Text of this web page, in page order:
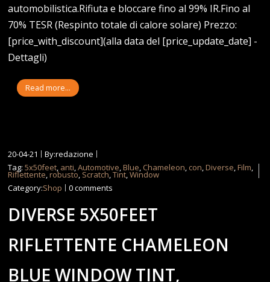
automobilistica.Rifiuta e bloccare fino al 99% IR.Fino al
70% TESR (Respinto totale di calore solare) Prezzo:
[price_with_discount](alla data del [price_update_date] -
Dettagli)
Read more...
20-04-21
By:redazione
Tag:5x50feet, anti,Automotive,Blue, Chameleon, con,Diverse,Film,
Riflettente,robusto, Scratch,Tint,Window
Category:Shop 0 comments
DIVERSE 5X50FEET
RIFLETTENTE CHAMELEON
BLUE WINDOW TINT,